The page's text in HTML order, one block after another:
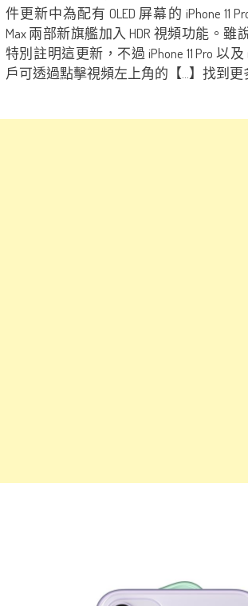
件更新中為配有 OLED 屏幕的 iPhone 11
Max 兩部新旗艦加入 HDR 視頻功能。雖
特別註明這更新，不過 iPhone 11 Pro 以及
戶可透過點擊視頻左上角的【…】找到更